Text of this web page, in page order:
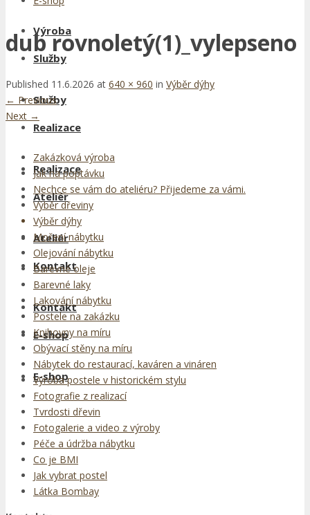
Služby
Realizace
Ateliér
Kontakt
E-shop
Výroba
Služby
Realizace
Ateliér
Kontakt
E-shop
dub rovnoletý(1)_vylepseno
Published 11.6.2026 at 640 × 960 in Výběr dýhy
← Previous
Next →
Zakázková výroba
Jak na poptávku
Nechce se vám do ateliéru? Přijedeme za vámi.
Výběr dřeviny
Výběr dýhy
Moření nábytku
Olejování nábytku
Barevné oleje
Barevné laky
Lakování nábytku
Postele na zakázku
Knihovny na míru
Obývací stěny na míru
Nábytek do restaurací, kaváren a vináren
Výroba postele v historickém stylu
Fotografie z realizací
Tvrdosti dřevin
Fotogalerie a video z výroby
Péče a údržba nábytku
Co je BMI
Jak vybrat postel
Látka Bombay